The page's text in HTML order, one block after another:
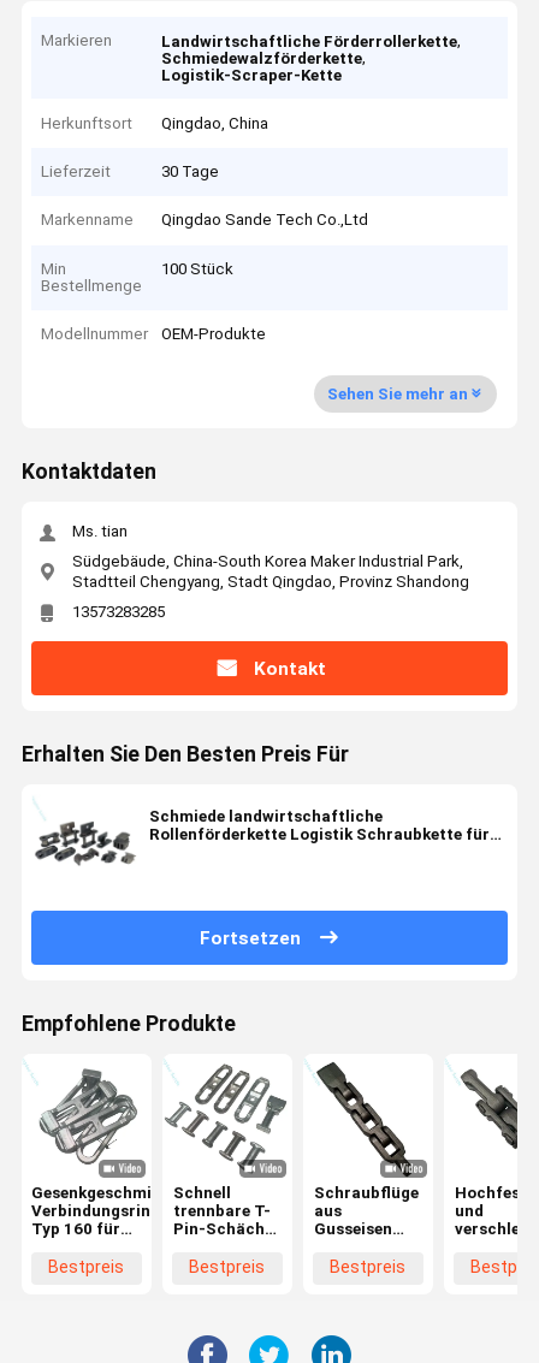
Markieren Landwirtschaftliche Förderrollerkette,
Schmiedewalzförderkette,
Logistik-Scraper-Kette
Herkunftsort Qingdao, China
Lieferzeit 30 Tage
Markenname Qingdao Sande Tech Co.,Ltd
Min
Bestellmenge
100 Stück
Modellnummer OEM-Produkte
Sehen Sie mehr an
Kontaktdaten
Ms. tian
Südgebäude, China-South Korea Maker Industrial Park,
Stadtteil Chengyang, Stadt Qingdao, Provinz Shandong
13573283285
Kontakt
Erhalten Sie Den Besten Preis Für
Schmiede landwirtschaftliche
Rollenförderkette Logistik Schraubkette für
Fortsetzen
Empfohlene Produkte
Gesenkgeschmiedeter
Verbindungsring
Typ 160 für
Bestpreis
Schnell
trennbare T-
Pin-Schächte
Druckverfälschte
Bestpreis
Schraubflüge
aus
Gusseisen
Kettenteile
Bestpreis
Hochfeste
und
Ketten -